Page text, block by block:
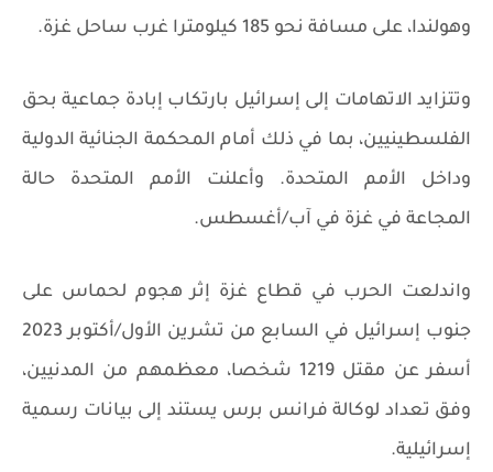
وهولندا، على مسافة نحو 185 كيلومترا غرب ساحل غزة.
وتتزايد الاتهامات إلى إسرائيل بارتكاب إبادة جماعية بحق
الفلسطينيين، بما في ذلك أمام المحكمة الجنائية الدولية
وداخل الأمم المتحدة. وأعلنت الأمم المتحدة حالة
المجاعة في غزة في آب/أغسطس.
واندلعت الحرب في قطاع غزة إثر هجوم لحماس على
جنوب إسرائيل في السابع من تشرين الأول/أكتوبر 2023
أسفر عن مقتل 1219 شخصا، معظمهم من المدنيين،
وفق تعداد لوكالة فرانس برس يستند إلى بيانات رسمية
إسرائيلية.